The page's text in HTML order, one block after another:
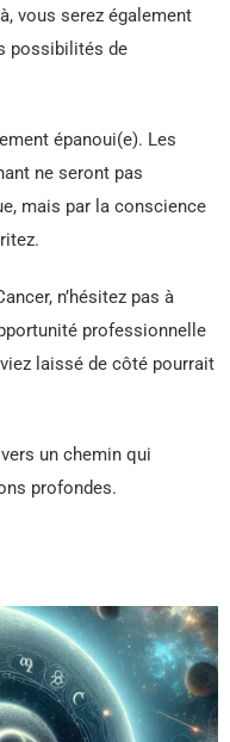
vous serez également
possibilités de
épanoui(e). Les
ne seront pas
mais par la conscience
n’hésitez pas à
professionnelle
laissé de côté pourrait
un chemin qui
profondes.